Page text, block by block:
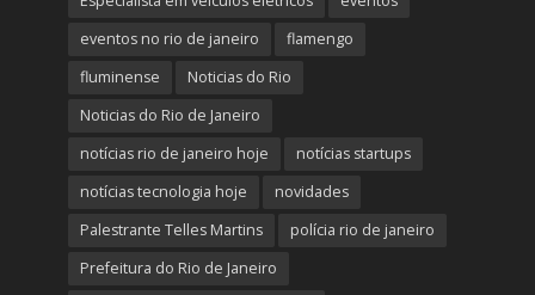
eventos no rio de janeiro
flamengo
fluminense
Noticias do Rio
Noticias do Rio de Janeiro
notícias rio de janeiro hoje
notícias startups
notícias tecnologia hoje
novidades
Palestrante Telles Martins
polícia rio de janeiro
Prefeitura do Rio de Janeiro